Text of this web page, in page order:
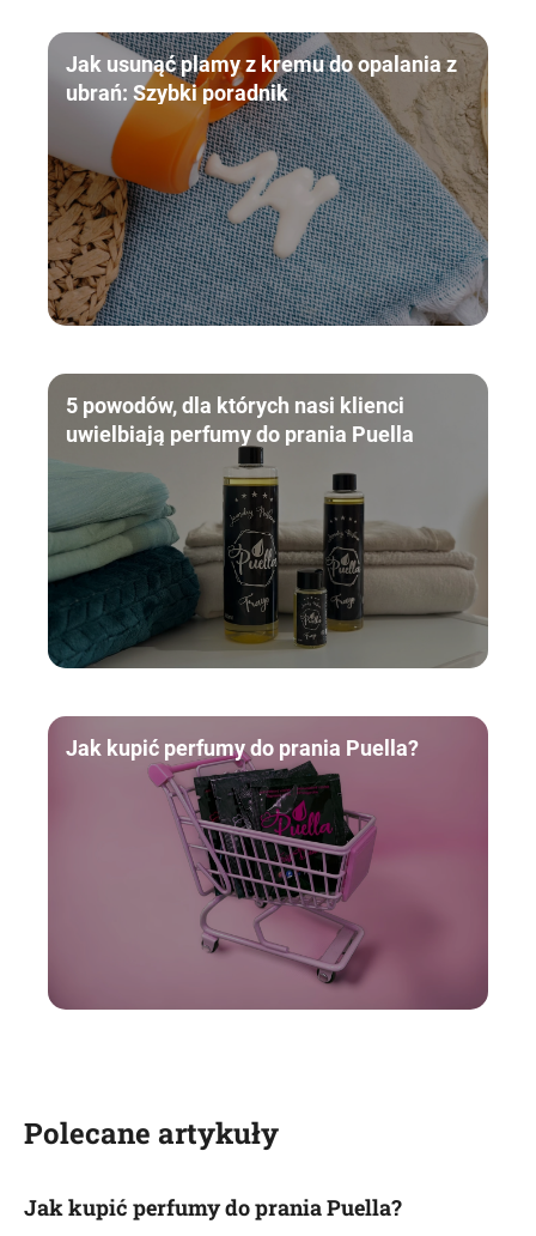
Jak usunąć plamy z kremu do opalania z
ubrań: Szybki poradnik
5 powodów, dla których nasi klienci
uwielbiają perfumy do prania Puella
Jak kupić perfumy do prania Puella?
Polecane artykuły
Jak kupić perfumy do prania Puella?